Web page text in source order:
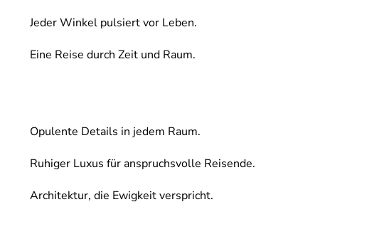
Jeder Winkel pulsiert vor Leben.
Eine Reise durch Zeit und Raum.
Opulente Details in jedem Raum.
Ruhiger Luxus für anspruchsvolle Reisende.
Architektur, die Ewigkeit verspricht.